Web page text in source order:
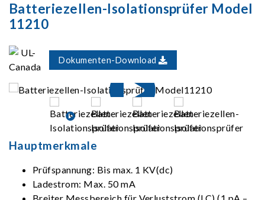
Batteriezellen-Isolationsprüfer Model
11210
Dokumenten-Download
Hauptmerkmale
Prüfspannung: Bis max. 1 KV(dc)
Ladestrom: Max. 50 mA